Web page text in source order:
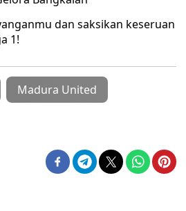
dan saksikan keseruan
1!
Madura United